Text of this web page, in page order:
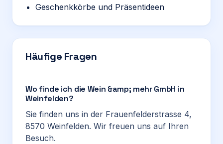
Geschenkkörbe und Präsentideen
Häufige Fragen
Wo finde ich die Wein &amp; mehr GmbH in
Weinfelden?
Sie finden uns in der Frauenfelderstrasse 4,
8570 Weinfelden. Wir freuen uns auf Ihren
Besuch.